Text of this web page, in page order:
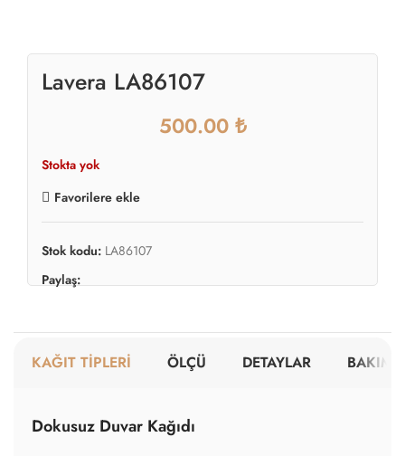
Lavera LA86107
₺
Stokta yok
Favorilere ekle
Stok kodu: LA86107
Paylaş:
KAĞIT TİPLERİ ÖLÇÜ DETAYLAR BAKIM
Dokusuz Duvar Kağıdı